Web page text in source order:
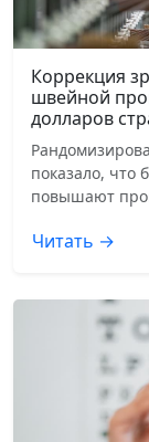
Коррекция
швейной
долларов
показало, что
повышают
Читать →